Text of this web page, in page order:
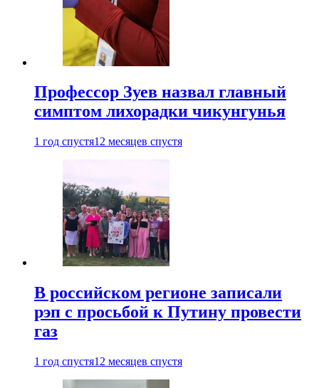
Профессор Зуев назвал главный
симптом лихорадки чикунгунья
1 год спустя12 месяцев спустя
В российском регионе записали
рэп с просьбой к Путину провести
газ
1 год спустя12 месяцев спустя